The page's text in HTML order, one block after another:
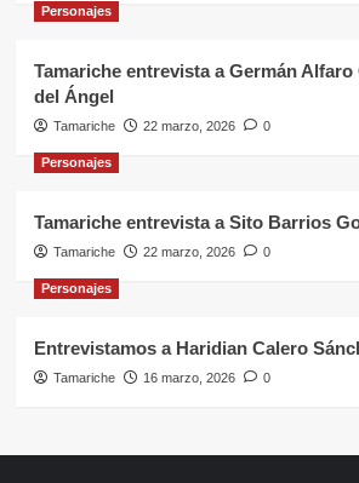
Personajes
Tamariche entrevista a Germán
del Ángel
Tamariche 22 marzo, 2026 0
Personajes
Tamariche entrevista a Sito Barrios
Tamariche 22 marzo, 2026 0
Personajes
Entrevistamos a Haridian Calero
Tamariche 16 marzo, 2026 0